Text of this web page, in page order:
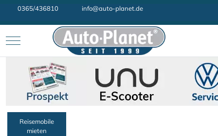
0365/436810 info@auto-planet.de
Mobile Menu Toggle
Reisemobile
mieten